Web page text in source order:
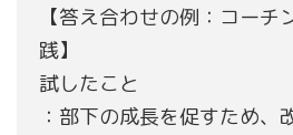
【答え合わせの例：コー
践】
試したこと
：部下の成長を促すため、